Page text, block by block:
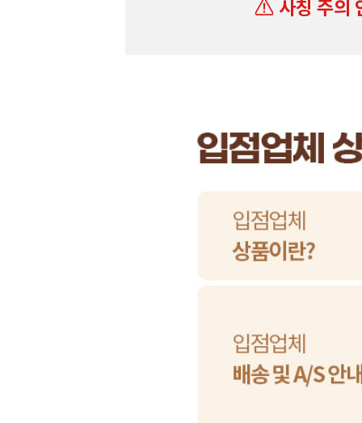
사칭 주의